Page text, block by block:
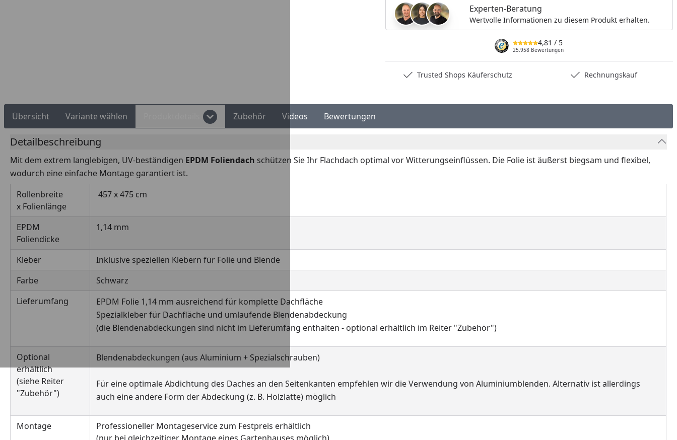
Experten-Beratung
Wertvolle Informationen zu diesem Produkt erhalten.
4,81 / 5
25.958 Bewertungen
Trusted Shops Käuferschutz Rechnungskauf
Übersicht Variante wählen Zubehör Videos Bewertungen
Detailbeschreibung
Mit dem extrem langlebigen, UV-beständigen EPDM Foliendach schützen Sie Ihr Flachdach optimal vor Witterungseinflüssen. Die Folie ist äußerst biegsam und flexibel,
wodurch eine einfache Montage garantiert ist.
Rollenbreite
x Folienlänge
457 x 475 cm
EPDM
Foliendicke
1,14 mm
Kleber
Inklusive speziellen Klebern für Folie und Blende
Farbe
Schwarz
Lieferumfang
EPDM Folie 1,14 mm ausreichend für komplette Dachfläche
Spezialkleber für Dachfläche und umlaufende Blendenabdeckung
(die Blendenabdeckungen sind nicht im Lieferumfang enthalten - optional erhältlich im Reiter "Zubehör")
Optional
erhältlich
(siehe Reiter
"Zubehör")
Blendenabdeckungen (aus Aluminium + Spezialschrauben)
Für eine optimale Abdichtung des Daches an den Seitenkanten empfehlen wir die Verwendung von Aluminiumblenden. Alternativ ist allerdings
auch eine andere Form der Abdeckung (z. B. Holzlatte) möglich
Montage
Professioneller Montageservice zum Festpreis erhältlich